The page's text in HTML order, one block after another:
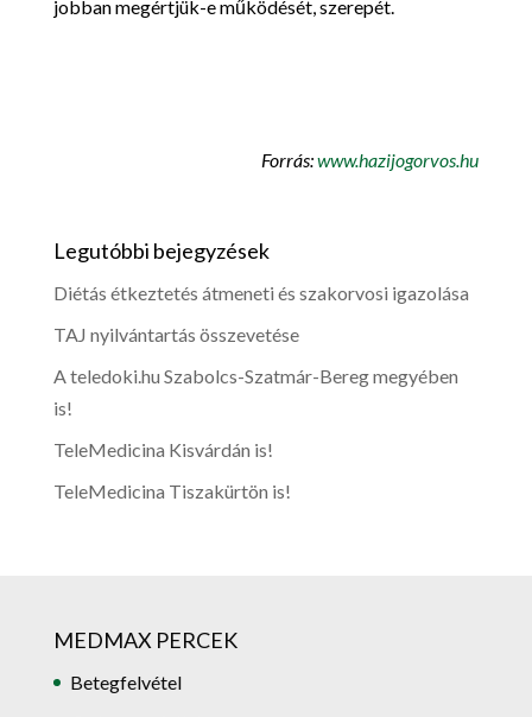
jobban megértjük-e működését, szerepét.
Forrás:www.hazijogorvos.hu
Legutóbbi bejegyzések
Diétás étkeztetés átmeneti és szakorvosi igazolása
TAJ nyilvántartás összevetése
A teledoki.hu Szabolcs-Szatmár-Bereg megyében
is!
TeleMedicina Kisvárdán is!
TeleMedicina Tiszakürtön is!
MEDMAX PERCEK
Betegfelvétel